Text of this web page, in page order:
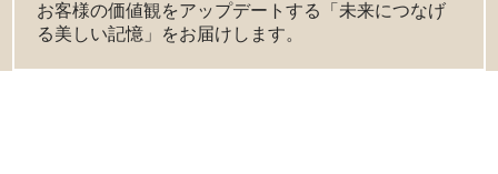
お客様の価値観をアップデートする「未来につなげ
る美しい記憶」をお届けします。